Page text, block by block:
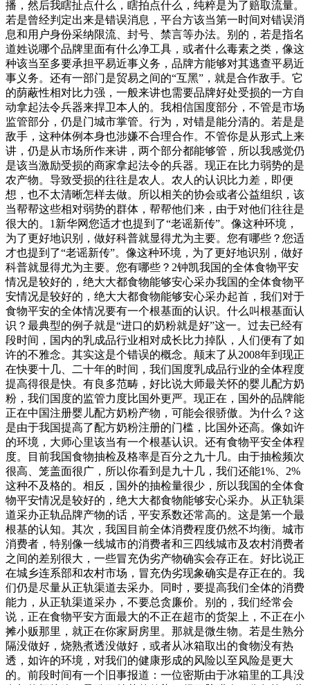
播，然后我瞎扯点什么，瞎拍点什么，纯粹是为了赔取流量。
若是曾经判定出来是错误消息，平台方该当第一时间对错误消
息和用户身份采纳限流、封号、禁言等办法。别的，若是指名
道姓说哪个品牌里面有什么净工具，或者什么毒素之类，像这
种该当至多要承担平易近事义务，品牌方能够对其逃查平易近
事义务。还有一部门是贸易之间的“互黑”，就是合作敌手。它
的荫蔽性相对比力强，一般来讲也需要品牌好处受损的一方自
动拿起法令兵器来捍卫本人的。我相信国度部分，不管是市场
监管部分，仍是门城市掌管。行为，对错是能分清的。若是是
敌手，这种体例本身也涉嫌不合理合作。不管你是从形式上来
讲，仍是从市场所作来讲，两个部分都能够管，所以我感觉仍
是该当激励受损的商家拿起法令的兵器。现正在比力弱势的是
农产物。导致受损的往往是农人。农人的认识比力差，即便
想，也不太清晰怎样去做。所以相关的协会或者公益组织，该
当帮帮这些相对弱势的群体，帮帮他们来，由于对他们往往是
很大的。1新华网您适才也提到了“老谣新传”。像这种环境，
为了更好地识别，做好科普就显得尤为主要。您有哪些？您适
才也提到了“老谣新传”。像这种环境，为了更好地识别，做好
科普就显得尤为主要。您有哪些？2钟凯我国的全体食物平安
情况是较好的，绝大大都食物能够安心采办我国的全体食物平
安情况是较好的，绝大大都食物能够安心采办起首，我们对于
食物平安的全体情况要有一个根基面的认识。什么叫根基面认
识？最典型的例子就是“进口的奶粉就是好”这一。过去已经有
段时间，国内的乳成品行业相对成长比力掉队，人们便有了如
许的不雅念。其实这是个错误的概念。颠末了从2008年到现正
在快要十几、二十年的时间，我们国度乳成品行业的全体程度
提高得很是快。有良多范畴，好比说大师最关怀的婴儿配方奶
粉，我们国度的监管力度比国外更严。现正在，国外的品牌能
正在中国注册婴儿配方奶粉产物，可能会很骄傲。为什么？这
是由于我国提高了配方奶粉注册的门槛，比国外还高。像如许
的环境，大师心里该当有一个根基认识。还有食物平安全体程
度。目前我国食物抽检及格率是百分之九十几。由于抽检频次
很高、笼盖面很广，所以你看到是九十几，我们还能1%、2%
这种不及格的。相反，国外的抽检量很少，所以我国的全体食
物平安情况是较好的，绝大大都食物能够安心采办。从正轨渠
道采办正轨品牌产物的话，平安系数还常高的。这是第一个最
根基的认知。其次，我国目前全体消费程度仍然不均衡。城市
消费者，特别像一线城市的消费者和三四线城市及农村消费者
之间的差别很大，一些冒充伪劣产物确实会存正在。好比说正
在城乡连系部和农村市场，冒充伪劣现象确实是存正在的。我
们仍是尽量从正轨渠道去采办。同时，要提高我们全体的消费
能力，从正轨渠道采办，不要总贪廉价。别的，我们经常会
说，正在食物平安方面最大的不正在超市的货架上，不正在小
摊小贩那里，就正在你家厨房里。那就是微生物。若是生熟分
隔没做好，烧熟煮透没做好，或者从冰箱取出的食物没有热
透，如许的环境，对我们的健康形成的风险以至风险是更大
的。前段时间有一个旧事报道：一位密斯由于冰箱里的工具没